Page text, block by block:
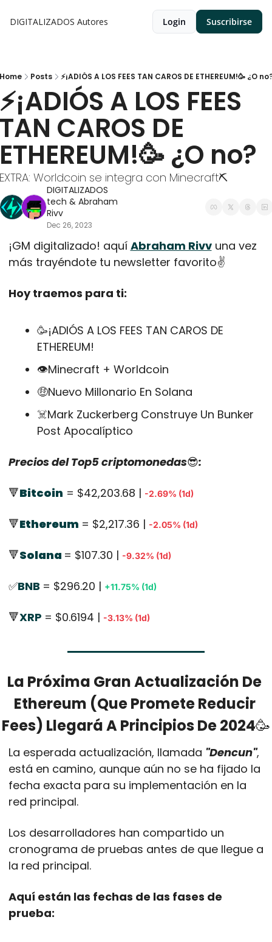
DIGITALIZADOS Autores Login Suscribirse
Posts ⚡¡ADIÓS A LOS FEES TAN CAROS DE ETHEREUM!🥳 ¿O
A LOS FEES
CAROS DE
¿O no?
Worldcoin se integra con Minecraft⛏️
DIGITALIZADOS
tech & Abraham
Rivv
Dec 26, 2023
¡GM digitalizado! aquí Abraham Rivv una vez
más trayéndote tu newsletter favorito✌️
Hoy traemos para ti:
🥳¡ADIÓS A LOS FEES TAN CAROS DE
ETHEREUM!
👁️Minecraft + Worldcoin
🤑Nuevo Millonario En Solana
☠️Mark Zuckerberg Construye Un Bunker
Post Apocalíptico
Precios del Top5 criptomonedas😎:
🔻Bitcoin = $42,203.68 | -2.69% (1d)
🔻Ethereum = $2,217.36 | -2.05% (1d)
🔻Solana = $107.30 | -9.32% (1d)
✅BNB = $296.20 | +11.75% (1d)
🔻XRP = $0.6194 | -3.13% (1d)
La Próxima Gran Actualización De
Ethereum (Que Promete Reducir
Fees) Llegará A Principios De 2024🥳
La esperada actualización, llamada "Dencun",
está en camino, aunque aún no se ha fijado la
fecha exacta para su implementación en la
red principal.
Los desarrolladores han compartido un
cronograma de pruebas antes de que llegue a
la red principal.
Aquí están las fechas de las fases de
prueba: